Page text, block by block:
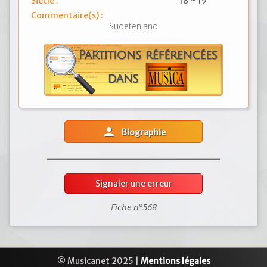
Commentaire(s) :
Sudetenland
person Biographie
Signaler une erreur
Fiche n°568
© Musicanet 2025 | Mentions légales